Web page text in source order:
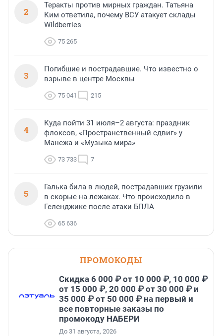
2
Теракты против мирных граждан. Татьяна
Ким ответила, почему ВСУ атакует склады
Wildberries
75 265
3
Погибшие и пострадавшие. Что известно о
взрыве в центре Москвы
75 041 215
4
Куда пойти 31 июля–2 августа: праздник
флоксов, «Пространственный сдвиг» у
Манежа и «Музыка мира»
73 733 7
5
Галька била в людей, пострадавших грузили
в скорые на лежаках. Что происходило в
Геленджике после атаки БПЛА
65 636
ПРОМОКОДЫ
Скидка 6 000 ₽ от 10 000 ₽, 10 000 ₽
от 15 000 ₽, 20 000 ₽ от 30 000 ₽ и
35 000 ₽ от 50 000 ₽ на первый и
все повторные заказы по
промокоду НАБЕРИ
До 31 августа, 2026